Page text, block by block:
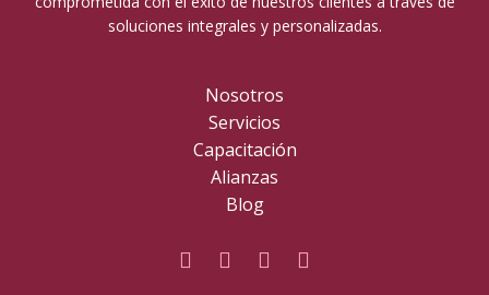
soluciones integrales y personalizadas.
Nosotros
Servicios
Capacitación
Alianzas
Blog